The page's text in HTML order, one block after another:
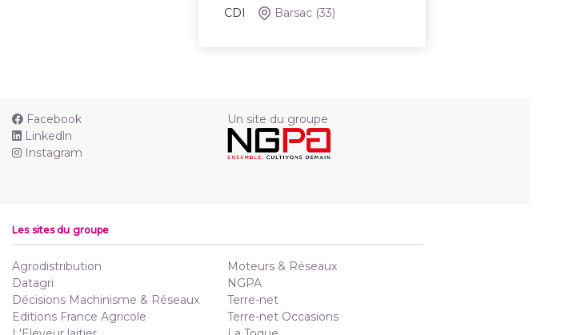
CDI Barsac (33)
Facebook
Linkedln
Instagram
Un site du groupe
Les sites du groupe
Agrodistribution
Datagri
Décisions Machinisme & Réseaux
Editions France Agricole
Moteurs & Réseaux
NGPA
Terre-net
Terre-net Occasions